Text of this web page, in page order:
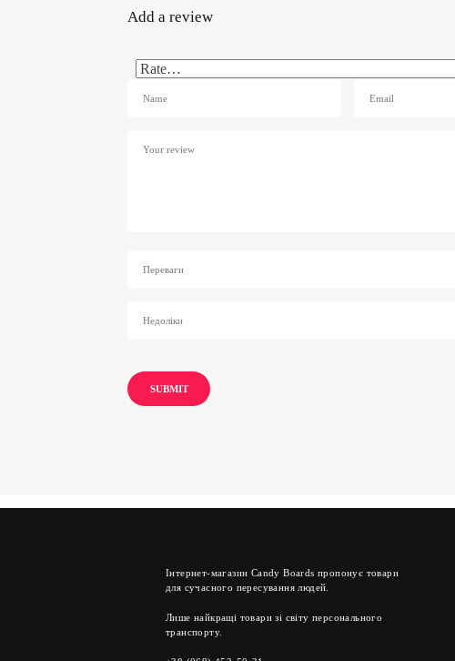
Add a review
Інтернет-магазин Candy Boards пропонує товари
для сучасного пересування людей.
Лише найкращі товари зі світу персонального
транспорту.